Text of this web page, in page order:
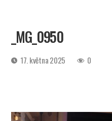
_MG_0950
Datum17. května 2025 0